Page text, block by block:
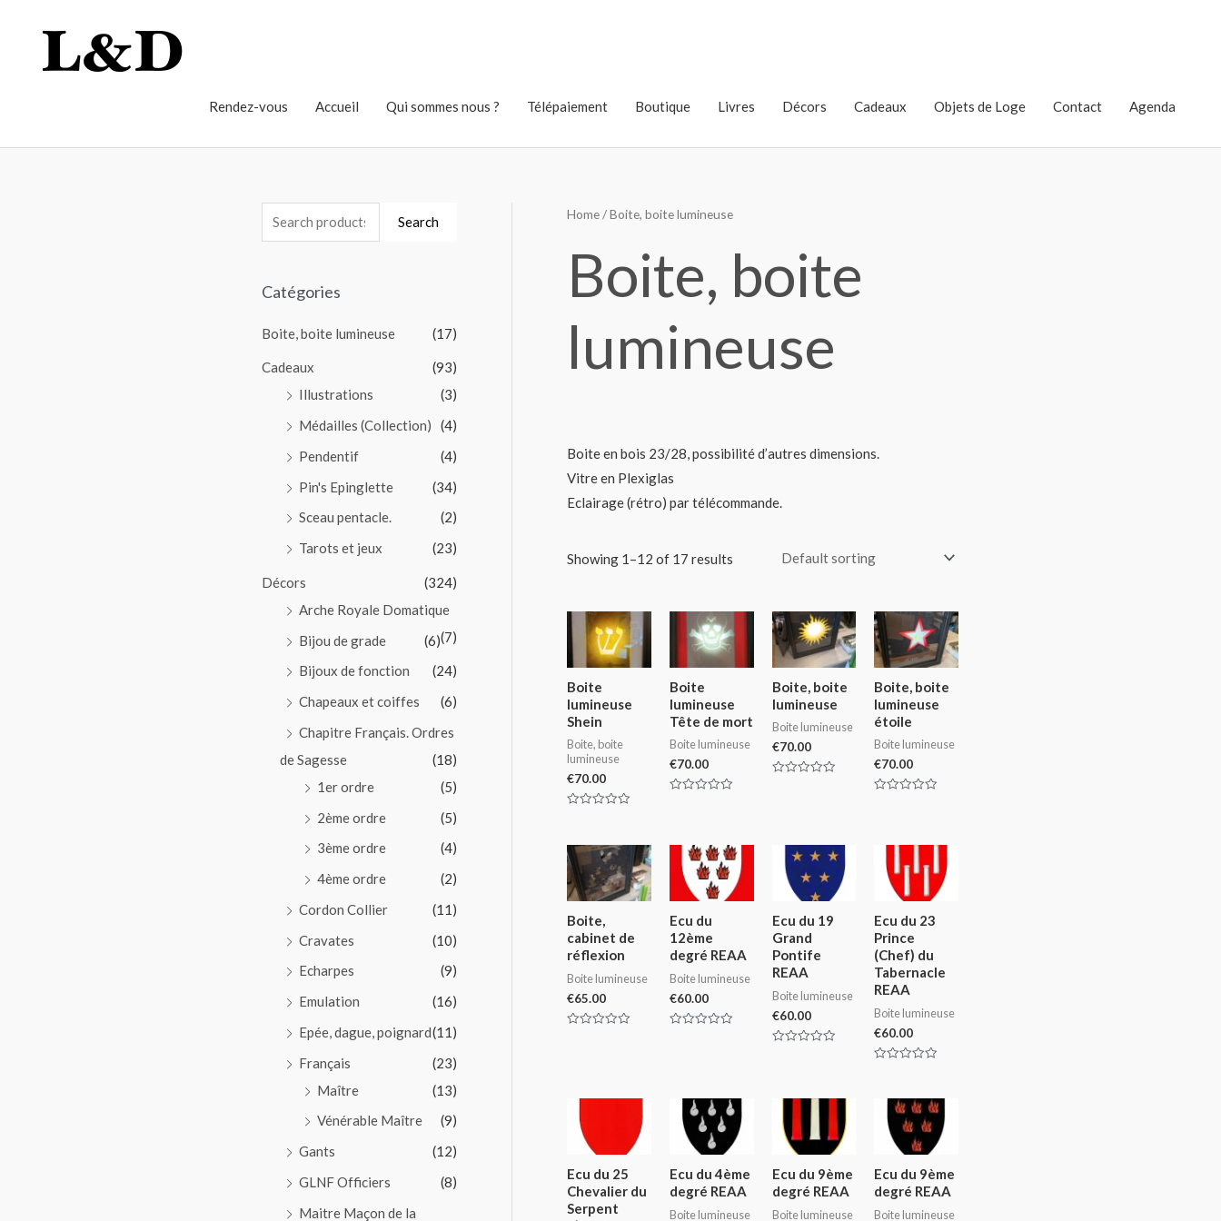
Rendez-vous Accueil Qui sommes nous ? Télépaiement Boutique Livres Décors Cadeaux Objets de Loge Contact Agenda
Search
Catégories
Boite, boite lumineuse (17)
Cadeaux
(93)
Illustrations
(3)
Médailles (Collection)
(4)
Pendentif
(4)
Pin's Epinglette
(34)
Sceau pentacle.
(2)
Tarots et jeux
(23)
Décors
(324)
Arche Royale Domatique
(7)
Bijou de grade
(6)
Bijoux de fonction
(24)
Chapeaux et coiffes
(6)
Chapitre Français. Ordres
de Sagesse
(18)
1er ordre
(5)
2ème ordre
(5)
3ème ordre
(4)
4ème ordre
(2)
Cordon Collier
(11)
Cravates
(10)
Echarpes
(9)
Emulation
(16)
Epée, dague, poignard(11)
Français
(23)
Maître
(13)
Vénérable Maître
(9)
Gants
(12)
GLNF Officiers
(8)
Maitre Maçon de la
Home/ Boite, boite lumineuse
Boite, boite
lumineuse
Boite en bois 23/28, possibilité d’autres dimensions.
Vitre en Plexiglas
Eclairage (rétro) par télécommande.
Showing 1–12 of 17 results
Boite
lumineuse
Shein
Boite, boite
lumineuse
€70.00
of
5
Boite
lumineuse
Tête de mort
Boite lumineuse
€70.00
5
Boite, boite
lumineuse
Boite lumineuse
€70.00
Boite, boite
lumineuse
étoile
Boite lumineuse
€70.00
Boite,
cabinet de
réflexion
Boite lumineuse
€65.00
Ecu du
12ème
degré REAA
Boite lumineuse
€60.00
Ecu du 19
Grand
Pontife
REAA
Boite lumineuse
€60.00
Ecu du 23
Prince
(Chef) du
Tabernacle
REAA
Boite lumineuse
€60.00
Ecu du 25
Chevalier du
Serpent
Ecu du 4ème
degré REAA
Boite lumineuse
Ecu du 9ème
degré REAA
Boite lumineuse
Ecu du 9ème
degré REAA
Boite lumineuse